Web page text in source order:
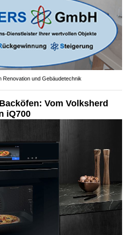
Renovation und Gebäudetechnik
Vom Volksherd
iQ700